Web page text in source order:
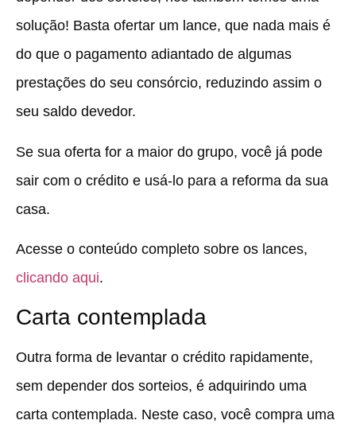
solução! Basta ofertar um lance, que nada mais é
do que o pagamento adiantado de algumas
prestações do seu consórcio, reduzindo assim o
seu saldo devedor.
Se sua oferta for a maior do grupo, você já pode
sair com o crédito e usá-lo para a reforma da sua
casa.
Acesse o conteúdo completo sobre os lances,
clicando aqui.
Carta contemplada
Outra forma de levantar o crédito rapidamente,
sem depender dos sorteios, é adquirindo uma
carta contemplada. Neste caso, você compra uma